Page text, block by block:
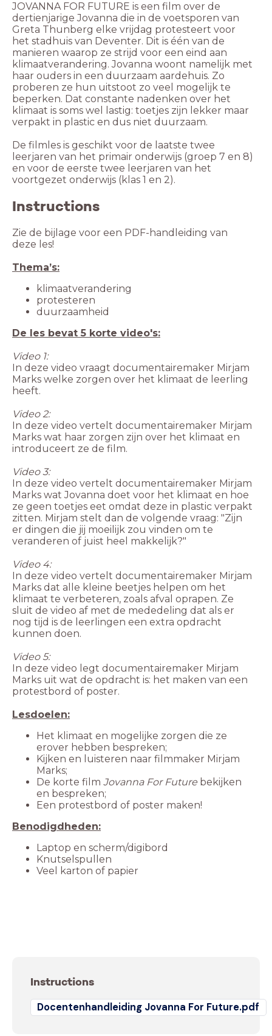
JOVANNA FOR FUTURE is een film over de
dertienjarige Jovanna die in de voetsporen van
Greta Thunberg elke vrijdag protesteert voor
het stadhuis van Deventer. Dit is één van de
manieren waarop ze strijd voor een eind aan
klimaatverandering. Jovanna woont namelijk met
haar ouders in een duurzaam aardehuis. Zo
proberen ze hun uitstoot zo veel mogelijk te
beperken. Dat constante nadenken over het
klimaat is soms wel lastig: toetjes zijn lekker maar
verpakt in plastic en dus niet duurzaam.
De filmles is geschikt voor de laatste twee
leerjaren van het primair onderwijs (groep 7 en 8)
en voor de eerste twee leerjaren van het
voortgezet onderwijs (klas 1 en 2).
Instructions
Zie de bijlage voor een PDF-handleiding van
deze les!
Thema’s:
klimaatverandering
protesteren
duurzaamheid
Video 1:
In deze video vraagt documentairemaker Mirjam
Marks welke zorgen over het klimaat de leerling
heeft.
Video 2:
In deze video vertelt documentairemaker Mirjam
Marks wat haar zorgen zijn over het klimaat en
introduceert ze de film.
Video 3:
In deze video vertelt documentairemaker Mirjam
Marks wat Jovanna doet voor het klimaat en hoe
ze geen toetjes eet omdat deze in plastic verpakt
zitten. Mirjam stelt dan de volgende vraag: "Zijn
er dingen die jij moeilijk zou vinden om te
veranderen of juist heel makkelijk?"
Video 4:
In deze video vertelt documentairemaker Mirjam
Marks dat alle kleine beetjes helpen om het
klimaat te verbeteren, zoals afval oprapen. Ze
sluit de video af met de mededeling dat als er
nog tijd is de leerlingen een extra opdracht
kunnen doen.
Video 5:
In deze video legt documentairemaker Mirjam
Marks uit wat de opdracht is: het maken van een
protestbord of poster.
Lesdoelen:
Het klimaat en mogelijke zorgen die ze
Kijken en luisteren naar filmmaker Mirjam
De korte film Jovanna For Future bekijken
Een protestbord of poster maken!
Knutselspullen
Veel karton of papier
Instructions
Docentenhandleiding Jovanna For Future.pdf